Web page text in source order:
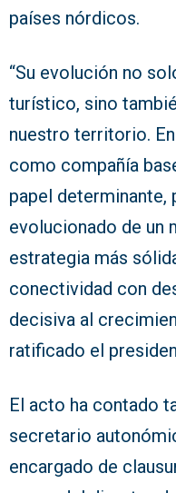
países nórdicos.
“Su evolución no
turístico, sino
nuestro territorio.
como compañía
papel determinante,
evolucionado de un
estrategia más
conectividad con
decisiva al
ratificado el
El acto ha contado
secretario
encargado de